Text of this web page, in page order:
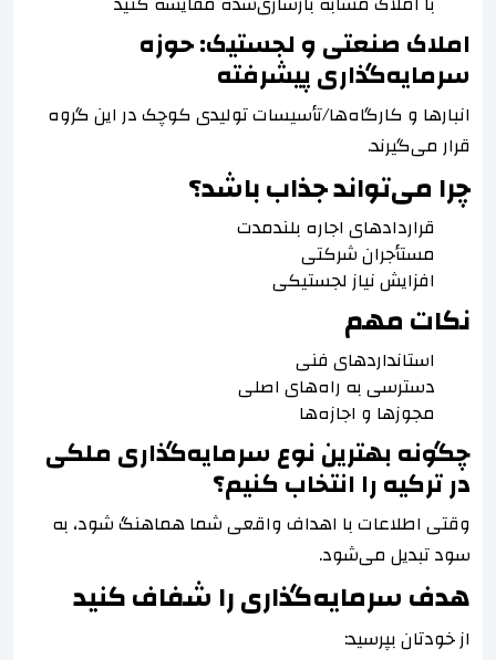
املاک صنعتی و لجستیک: حوزه
سرمایه‌گذاری پیشرفته
انبارها و کارگاه‌ها/تأسیسات تولیدی کوچک در این گروه
قرار می‌گیرند.
چرا می‌تواند جذاب باشد؟
قراردادهای اجاره بلندمدت
مستأجران شرکتی
افزایش نیاز لجستیکی
نکات مهم
استانداردهای فنی
دسترسی به راه‌های اصلی
مجوزها و اجازه‌ها
چگونه بهترین نوع سرمایه‌گذاری ملکی
در ترکیه را انتخاب کنیم؟
وقتی اطلاعات با اهداف واقعی شما هماهنگ شود، به
سود تبدیل می‌شود.
هدف سرمایه‌گذاری را شفاف کنید
از خودتان بپرسید: